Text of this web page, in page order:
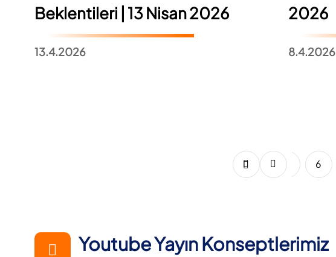
Beklentileri | 13 Nisan 2026
13.4.2026
2026
8.4.2026
5 6
Youtube Yayın Konseptlerimiz